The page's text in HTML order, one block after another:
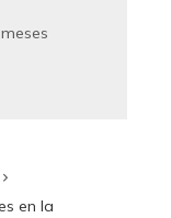
en la